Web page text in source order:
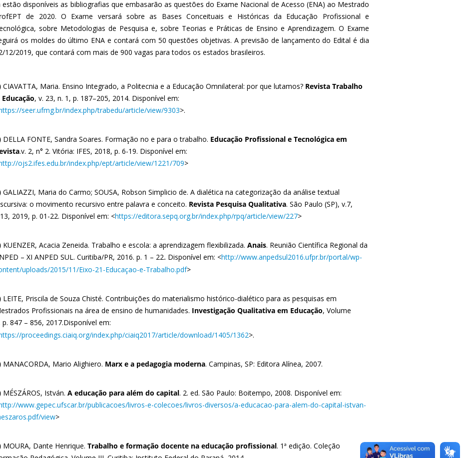
estão disponíveis as bibliografias que embasarão as questões do Exame Nacional de Acesso (ENA) ao Mestrado
de 2020. O Exame versará sobre as Bases Conceituais e Históricas da Educação Profissional e
sobre Metodologias de Pesquisa e, sobre Teorias e Práticas de Ensino e Aprendizagem. O Exame
os moldes do último ENA e contará com 50 questões objetivas. A previsão de lançamento do Edital é dia
12/2019, que contará com mais de 900 vagas para todos os estados brasileiros.
CIAVATTA, Maria. Ensino Integrado, a Politecnia e a Educação Omnilateral: por que lutamos? Revista Trabalho
, v. 23, n. 1, p. 187–205, 2014. Disponível em:
seer.ufmg.br/index.php/trabedu/article/view/9303>.
DELLA FONTE, Sandra Soares. Formação no e para o trabalho. Educação Profissional e Tecnológica em
.v. 2, n° 2. Vitória: IFES, 2018, p. 6-19. Disponível em:
ojs2.ifes.edu.br/index.php/ept/article/view/1221/709>
GALIAZZI, Maria do Carmo; SOUSA, Robson Simplicio de. A dialética na categorização da análise textual
o movimento recursivo entre palavra e conceito. Revista Pesquisa Qualitativa. São Paulo (SP), v.7,
2019, p. 01-22. Disponível em: <https://editora.sepq.org.br/index.php/rpq/article/view/227>
KUENZER, Acacia Zeneida. Trabalho e escola: a aprendizagem flexibilizada. Anais. Reunião Científica Regional da
– XI ANPED SUL. Curitiba/PR, 2016. p. 1 – 22. Disponível em: <http://www.anpedsul2016.ufpr.br/portal/wp-
uploads/2015/11/Eixo-21-Educaçao-e-Trabalho.pdf>
LEITE, Priscila de Souza Chisté. Contribuições do materialismo histórico-dialético para as pesquisas em
Profissionais na área de ensino de humanidades. Investigação Qualitativa em Educação, Volume
p. 847 – 856, 2017.Disponível em:
proceedings.ciaiq.org/index.php/ciaiq2017/article/download/1405/1362>.
MANACORDA, Mario Alighiero. Marx e a pedagogia moderna. Campinas, SP: Editora Alínea, 2007.
MÉSZÁROS, István. A educação para além do capital. 2. ed. São Paulo: Boitempo, 2008. Disponível em:
www.gepec.ufscar.br/publicacoes/livros-e-colecoes/livros-diversos/a-educacao-para-alem-do-capital-istvan-
view>
MOURA, Dante Henrique. Trabalho e formação docente na educação profissional. 1ª edição. Coleção